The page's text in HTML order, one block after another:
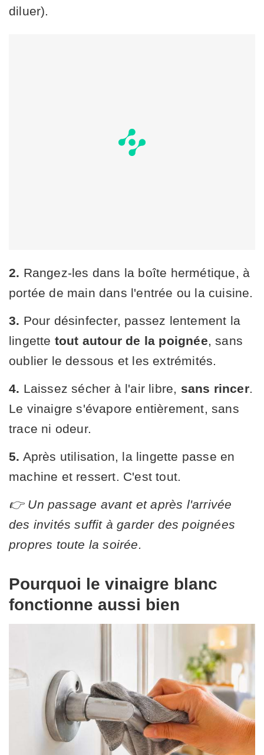
diluer).
2. Rangez-les dans la boîte hermétique, à
portée de main dans l'entrée ou la cuisine.
3. Pour désinfecter, passez lentement la
lingette tout autour de la poignée, sans
oublier le dessous et les extrémités.
4. Laissez sécher à l'air libre, sans rincer.
Le vinaigre s'évapore entièrement, sans
trace ni odeur.
5. Après utilisation, la lingette passe en
machine et ressert. C'est tout.
👉 Un passage avant et après l'arrivée
des invités suffit à garder des poignées
propres toute la soirée.
Pourquoi le vinaigre blanc
fonctionne aussi bien